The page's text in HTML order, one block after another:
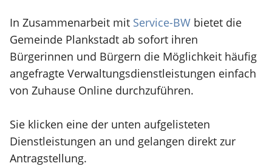
In Zusammenarbeit mit Service-BW bietet die
Gemeinde Plankstadt ab sofort ihren
Bürgerinnen und Bürgern die Möglichkeit häufig
angefragte Verwaltungsdienstleistungen einfach
von Zuhause Online durchzuführen.
Sie klicken eine der unten aufgelisteten
Dienstleistungen an und gelangen direkt zur
Antragstellung.